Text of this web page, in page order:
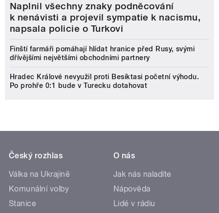
Naplnil všechny znaky podněcování
k nenávisti a projevil sympatie k nacismu,
napsala policie o Turkovi
Finští farmáři pomáhají hlídat hranice před Rusy, svými
dřívějšími největšími obchodními partnery
Hradec Králové nevyužil proti Besiktasi početní výhodu.
Po prohře 0:1 bude v Turecku dotahovat
Český rozhlas
Válka na Ukrajině
Komunální volby
Stanice
O nás
Jak nás naladíte
Nápověda
Lidé v rádiu